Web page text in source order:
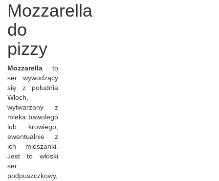
Mozzarella
do
pizzy
Mozzarella to
ser wywodzący
się z południa
Włoch,
wytwarzany z
mleka bawolego
lub krowiego,
ewentualnie z
ich mieszanki.
Jest to włoski
ser
podpuszczkowy,